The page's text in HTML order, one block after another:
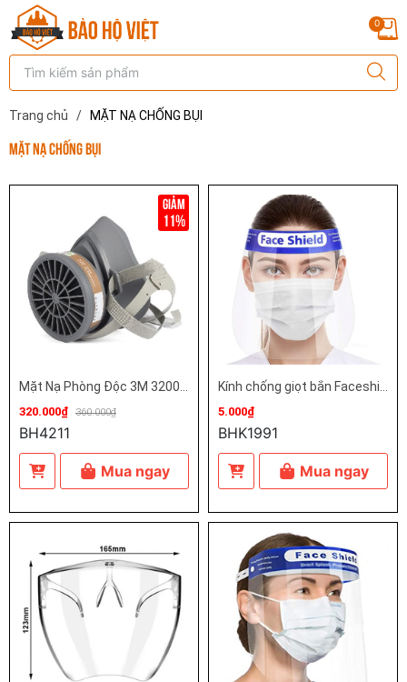
0
Trang chủ / MẶT NẠ CHỐNG BỤI
MẶT NẠ CHỐNG BỤI
11%
320.000₫ 360.000₫
BH4211
Mua ngay
5.000₫
BHK1991
Mua ngay